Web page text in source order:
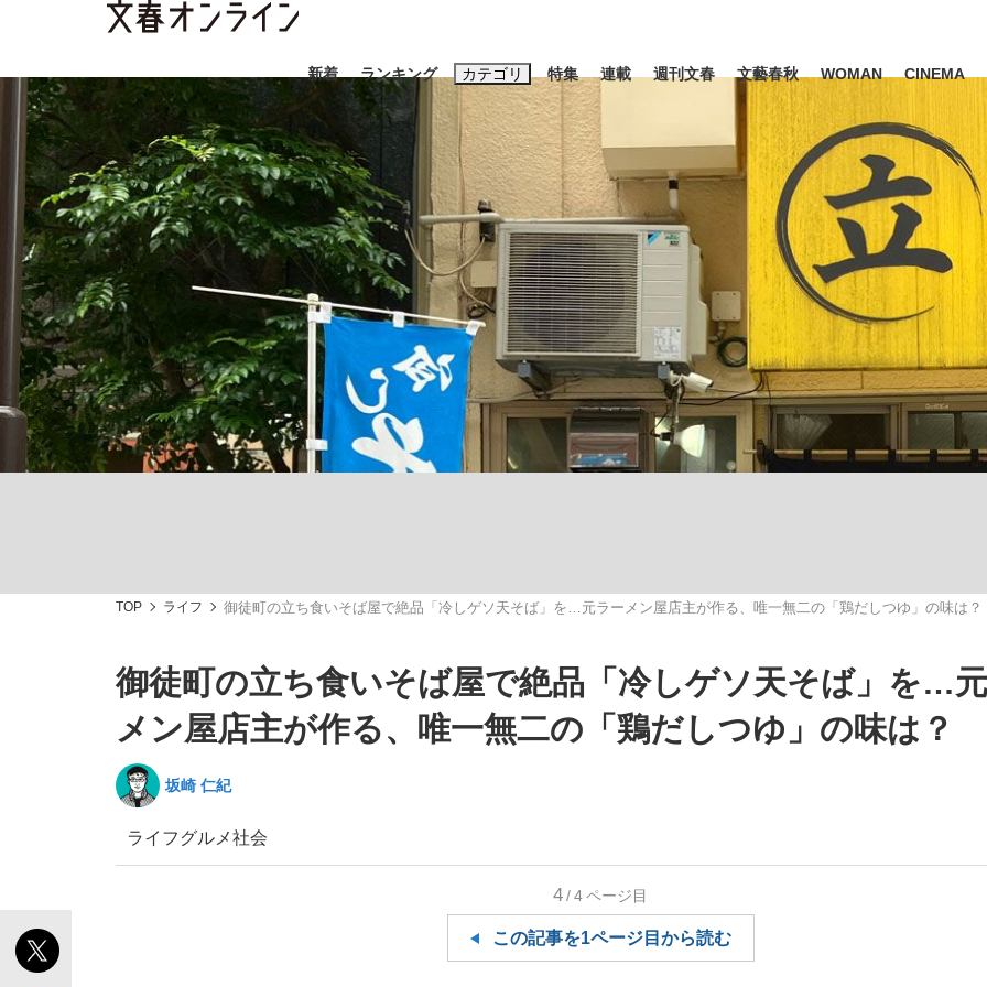
新着 ランキング カテゴリ
スクープ ニュース エンタメ ライフ ビジネス
「90%は失敗する。でも…」本田圭佑が初めて明かした日本代表監督に... 「最悪の空気のまま解散
「敗因分析は一切聞かれなかった」侍ジャパン選手が証言した“NPB聞... 「クマが悪者扱いされてい
「目標達成できなかったからと言って…」サッカー日本代表・森保一監督...
特集
終戦から81年
観る将棋、読
キングの誕生を、目撃せよ。
the Style
連載 週刊文春 文藝春秋 WOMAN CINEMA
キーワード入力
おすすめのキーワードタグ一覧
#藤田晋 #三山凌輝 #高市早苗 #後藤真希 #森岡毅 #城彰二 #内田有紀
#玉木雄一郎
#亀和田武
TOP ライフ 御徒町の立ち食いそば屋で絶品「冷しゲソ天そば」を…元ラーメン屋店主が作る、唯一無二の「鶏だしつゆ」の味は？
御徒町の立ち食いそば屋で絶品「冷しゲソ天そば」を…
メン屋店主が作る、唯一無二の「鶏だしつゆ」の味は？
坂崎 仁紀
ライフグルメ社会
4/4ページ目
この記事を1ページ目から読む